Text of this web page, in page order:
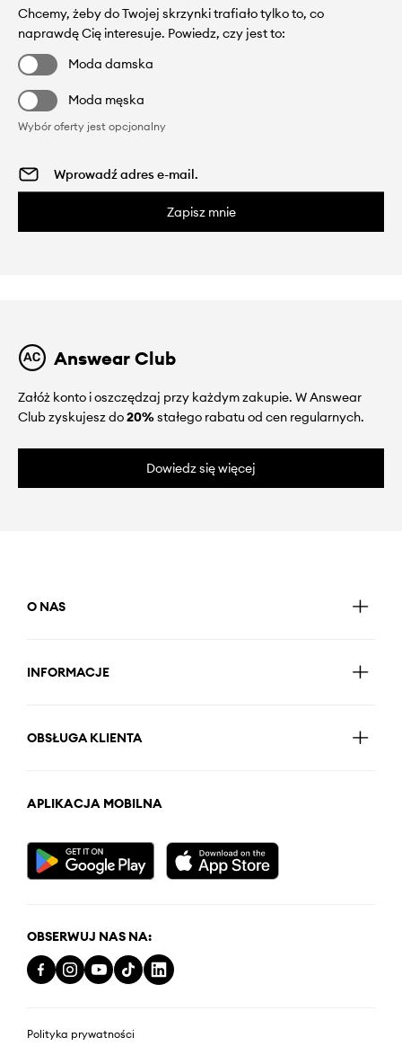
Chcemy, żeby do Twojej skrzynki trafiało tylko to, co
naprawdę Cię interesuje. Powiedz, czy jest to:
Moda damska
Moda męska
Wybór oferty jest opcjonalny
Zapisz mnie
Answear Club
Załóż konto i oszczędzaj przy każdym zakupie. W Answear
Club zyskujesz do20%stałego rabatu od cen regularnych.
Dowiedz się więcej
O NAS
INFORMACJE
OBSŁUGA KLIENTA
APLIKACJA MOBILNA
OBSERWUJ NAS NA:
Polityka prywatności